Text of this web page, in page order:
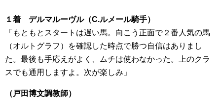
１着 デルマルーヴル（C.ルメール騎手）
「もともとスタートは遅い馬。向こう正面で２番人気の馬
（オルトグラフ）を確認した時点で勝つ自信はありまし
た。最後も手応えがよく、ムチは使わなかった。上のクラ
スでも通用しますよ。次が楽しみ」
（戸田博文調教師）